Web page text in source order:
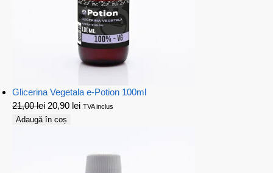
Glicerina Vegetala e-Potion 100ml
21,00lei 20,90 lei TVA inclus
Adaugă în coș